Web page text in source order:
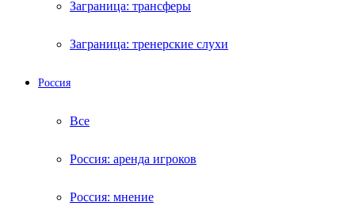
Заграница: трансферы
Заграница: тренерские слухи
Россия
Все
Россия: аренда игроков
Россия: мнение